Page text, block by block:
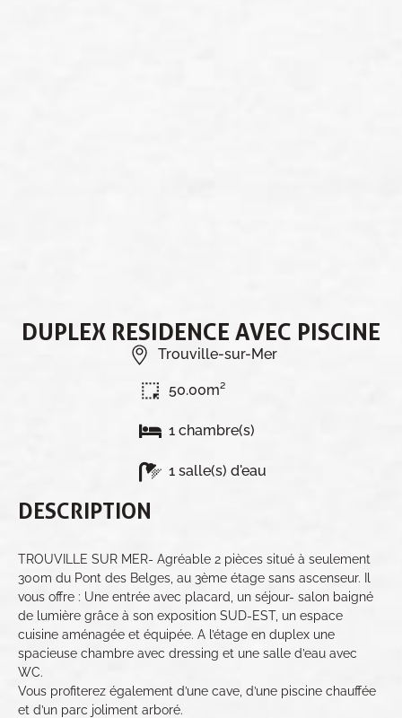
DUPLEX RESIDENCE AVEC PISCINE
Trouville-sur-Mer
50.00m²
1 chambre(s)
1 salle(s) d'eau
DESCRIPTION
TROUVILLE SUR MER- Agréable 2 pièces situé à seulement
300m du Pont des Belges, au 3ème étage sans ascenseur. Il
vous offre : Une entrée avec placard, un séjour- salon baigné
de lumière grâce à son exposition SUD-EST, un espace
cuisine aménagée et équipée. A l’étage en duplex une
spacieuse chambre avec dressing et une salle d’eau avec
WC.
Vous profiterez également d’une cave, d’une piscine chauffée
et d’un parc joliment arboré.